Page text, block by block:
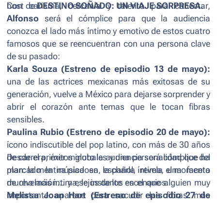
host deDESTINO SOÑADO: UN VIAJE SORPRESA.
Con carisma, cercanía y talento para conectar,
Alfonso será el cómplice para que la audiencia
conozca el lado más íntimo y emotivo de estos cuatro
famosos que se reencuentran con una persona clave
de su pasado:
Karla Souza (Estreno de episodio 13 de mayo):
una de las actrices mexicanas más exitosas de su
generación, vuelve a México para dejarse sorprender y
abrir el corazón ante temas que le tocan fibras
sensibles.
Paulina Rubio (Estreno de episodio 20 de mayo):
ícono indiscutible del pop latino, con más de 30 años
de carrera, éxitos globales y una personalidad que ha
marcado la música en español, revela una faceta
mucho más íntima, lejos de los escenarios.
Melissa Joan Hart (Estreno de episodio 27 de
Desde el primer minuto la audiencia será cómplice del
plan: la mentira piadosa, la charla íntima, el momento
de revelación... y ese instante en el que alguien muy
importante aparece para sacudir las fibras más